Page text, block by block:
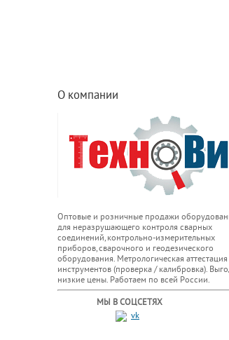
О компании
Оптовые и розничные продажи
для неразрушающего контроля сварных
соединений, контрольно-измерительных
приборов, сварочного и геодезического
оборудования. Метрологическая аттестация
инструментов (проверка / калибровка).
низкие цены. Работаем по всей России.
МЫ В СОЦСЕТЯХ